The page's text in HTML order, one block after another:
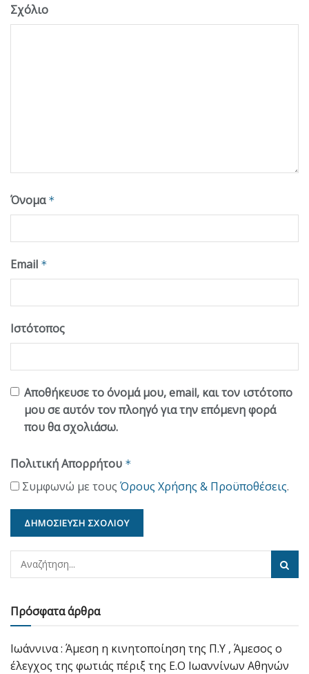
Σχόλιο
Όνομα *
Email *
Ιστότοπος
Αποθήκευσε το όνομά μου, email, και τον ιστότοπο
μου σε αυτόν τον πλοηγό για την επόμενη φορά
που θα σχολιάσω.
Πολιτική Απορρήτου *
Συμφωνώ με τους Όρους Χρήσης & Προϋποθέσεις.
Πρόσφατα άρθρα
Ιωάννινα : Άμεση η κινητοποίηση της Π.Υ , Άμεσος ο
έλεγχος της φωτιάς πέριξ της Ε.Ο Ιωαννίνων Αθηνών